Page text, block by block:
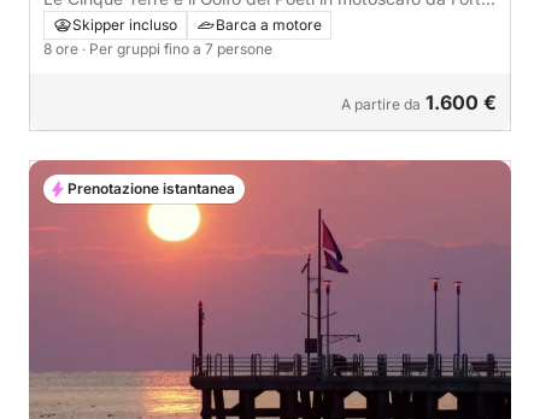
dei Marmi
Skipper incluso
Barca a motore
8 ore · Per gruppi fino a 7 persone
A partire da 1.600 €
Prenotazione istantanea